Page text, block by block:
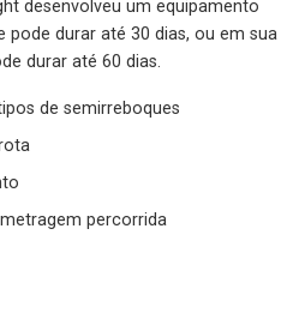
desenvolveu um equipamento
pode durar até 30 dias, ou em sua
durar até 60 dias.
de semirreboques
percorrida